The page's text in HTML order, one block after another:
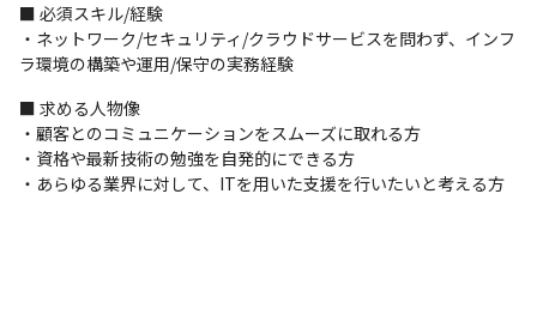
・プロジェクトの最上流から携われるので、顧客の課題をダイレ
クトに解決できます
・ネットワークやサーバー、セキュリティをはじめとする、イン
フラに関わるさまざまな技術を駆使できるので、専門的な知見を
得られます
・交通システムや医療システム、ビルシステムなど、あらゆる業
界のシステムに携われます
■ 必須スキル/経験
・ネットワーク/セキュリティ/クラウドサービスを問わず、インフ
ラ環境の構築や運用/保守の実務経験
■ 求める人物像
・顧客とのコミュニケーションをスムーズに取れる方
・資格や最新技術の勉強を自発的にできる方
・あらゆる業界に対して、ITを用いた支援を行いたいと考える方